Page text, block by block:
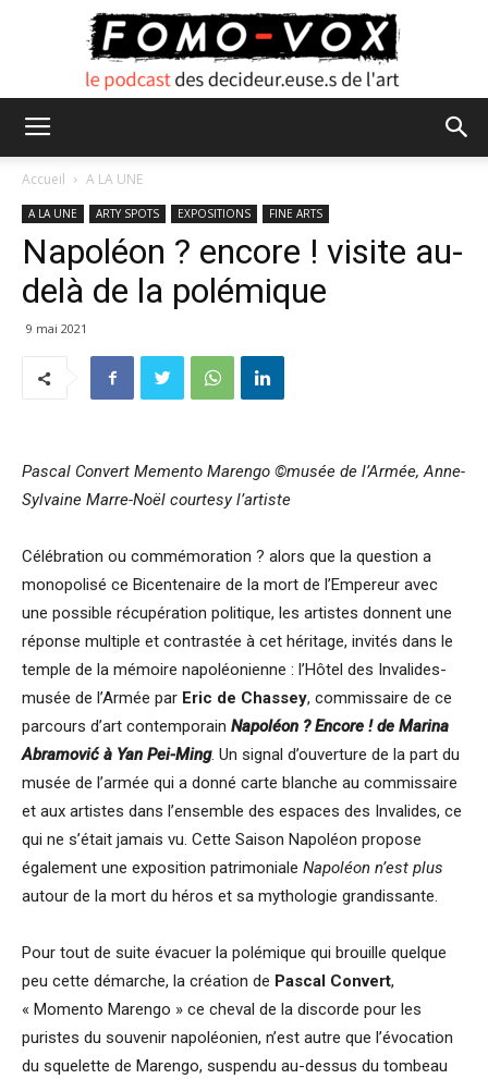
Accueil A LA UNE
A LA UNE ARTY SPOTS EXPOSITIONS FINE ARTS
Napoléon ? encore ! visite au-
delà de la polémique
9 mai 2021
Pascal Convert Memento Marengo ©musée de l’Armée, Anne-
Sylvaine Marre-Noël courtesy l’artiste
Célébration ou commémoration ? alors que la question a
monopolisé ce Bicentenaire de la mort de l’Empereur avec
une possible récupération politique, les artistes donnent une
réponse multiple et contrastée à cet héritage, invités dans le
temple de la mémoire napoléonienne : l’Hôtel des Invalides-
musée de l’Armée par Eric de Chassey, commissaire de ce
parcours d’art contemporain Napoléon ? Encore ! de Marina
Abramović à Yan Pei-Ming. Un signal d’ouverture de la part du
musée de l’armée qui a donné carte blanche au commissaire
et aux artistes dans l’ensemble des espaces des Invalides, ce
qui ne s’était jamais vu. Cette Saison Napoléon propose
également une exposition patrimoniale Napoléon n’est plus
autour de la mort du héros et sa mythologie grandissante.
Pour tout de suite évacuer la polémique qui brouille quelque
peu cette démarche, la création de Pascal Convert,
« Momento Marengo » ce cheval de la discorde pour les
puristes du souvenir napoléonien, n’est autre que l’évocation
du squelette de Marengo, suspendu au-dessus du tombeau